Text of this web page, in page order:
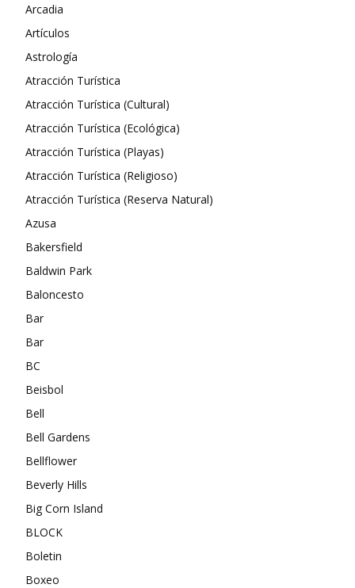
Arcadia
Artículos
Astrología
Atracción Turística
Atracción Turística (Cultural)
Atracción Turística (Ecológica)
Atracción Turística (Playas)
Atracción Turística (Religioso)
Atracción Turística (Reserva Natural)
Azusa
Bakersfield
Baldwin Park
Baloncesto
Bar
Bar
BC
Beisbol
Bell
Bell Gardens
Bellflower
Beverly Hills
Big Corn Island
BLOCK
Boletin
Boxeo